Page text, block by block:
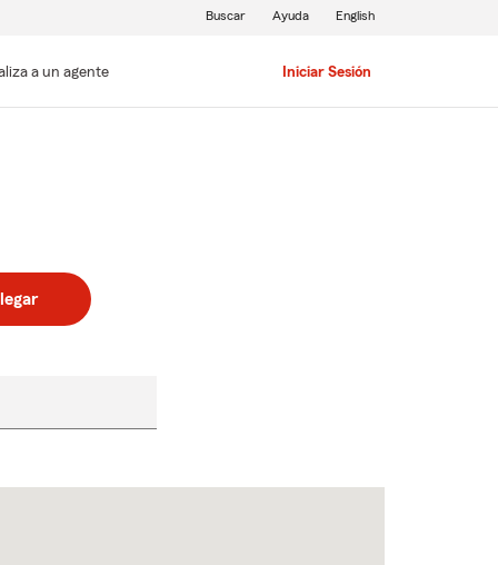
a un agente Iniciar Sesión
Buscar Ayuda English